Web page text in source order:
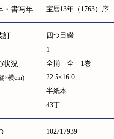
・書写年 宝暦13年（1763）序
訂 四つ目綴
1
状況 全揃 全 1巻
×横cm) 22.5×16.0
半紙本
43丁
102717939